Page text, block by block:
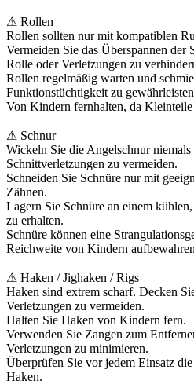
⚠ Rollen
Rollen sollten nur mit kompatiblen
Vermeiden Sie das Überspannen der
Rolle oder Verletzungen zu
Rollen regelmäßig warten und
Funktionstüchtigkeit zu
Von Kindern fernhalten, da
⚠ Schnur
Wickeln Sie die Angelschnur
Schnittverletzungen zu vermeiden.
Schneiden Sie Schnüre nur mit
Zähnen.
Lagern Sie Schnüre an einem
zu erhalten.
Schnüre können eine
Reichweite von Kindern
⚠ Haken / Jighaken / Rigs
Haken sind extrem scharf. Decken
Verletzungen zu vermeiden.
Halten Sie Haken von Kindern fern.
Verwenden Sie Zangen zum
Verletzungen zu minimieren.
Überprüfen Sie vor jedem Einsatz
Haken.